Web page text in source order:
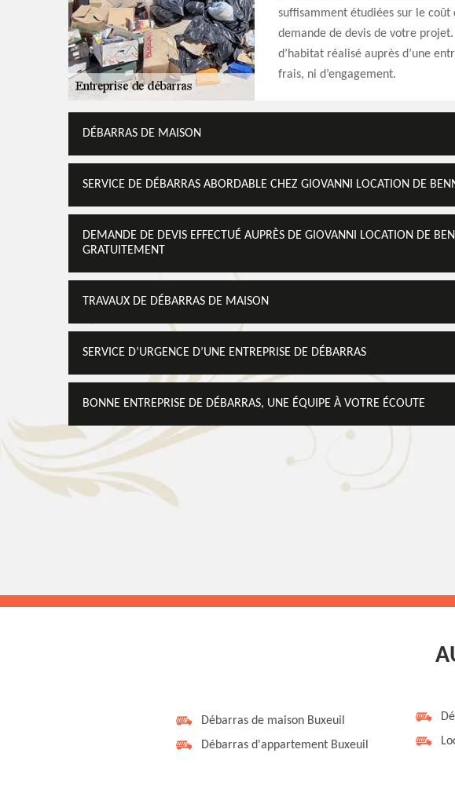
suffisamment étudiées sur le
demande de devis de votre
d’habitat réalisé auprès d’une
frais, ni d’engagement.
DÉBARRAS DE MAISON
SERVICE DE DÉBARRAS ABORDABLE CHEZ GIOVANNI LOCATION DE
DEMANDE DE DEVIS EFFECTUÉ AUPRÈS DE GIOVANNI LOCATION DE
GRATUITEMENT
TRAVAUX DE DÉBARRAS DE MAISON
SERVICE D’URGENCE D’UNE ENTREPRISE DE DÉBARRAS
BONNE ENTREPRISE DE DÉBARRAS, UNE ÉQUIPE À VOTRE ÉCOUTE
Débarras de maison Buxeuil
Débarras d'appartement Buxeuil